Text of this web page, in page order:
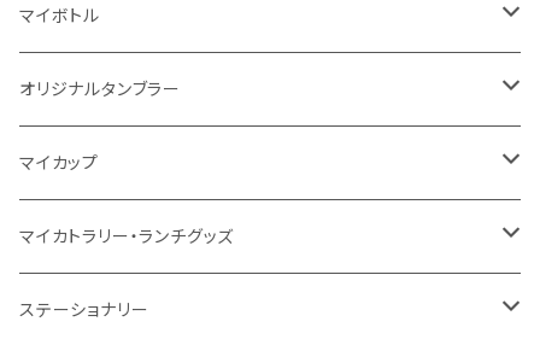
5oz
シーチング
キャンパス
8oz
10oz
デニム・デニムライク
ポリエステル
再生不織布
不織布
10oz
12oz
デニム
ポリエステル
不織布
保冷
5oz
コットン
5oz
キャンパス
ポリエステル
不織布
不織布
スウェット
タンブラー
ランチグッズ
ハンカチ
傘
フェアトレードコットン
再生ファブリック
キャンパス
デニム・デニムライク
ポリエステル
コットン
オーガニックコットン
再生ファブリック
フェアトレードコットン
デニム・デニムライク
マイボトル
ステンレスサーモ
ステンレス
アルミ
クリアボトル
オリジナルタンブラー
サーモタンブラー
ステンレス2層タンブラー
プラスチック2層タンブラー
マイカップ
サーモ
ステンレス
マイカトラリー・ランチグッズ
カトラリー
ステーショナリー